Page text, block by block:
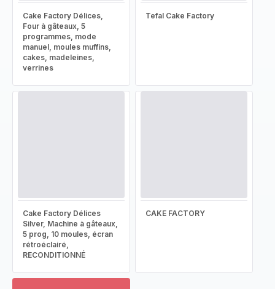
Cake Factory Délices,
Four à gâteaux, 5
programmes, mode
manuel, moules muffins,
cakes, madeleines,
verrines
Tefal Cake Factory
Cake Factory Délices
Silver, Machine à gâteaux,
5 prog, 10 moules, écran
rétroéclairé,
RECONDITIONNÉ
CAKE FACTORY